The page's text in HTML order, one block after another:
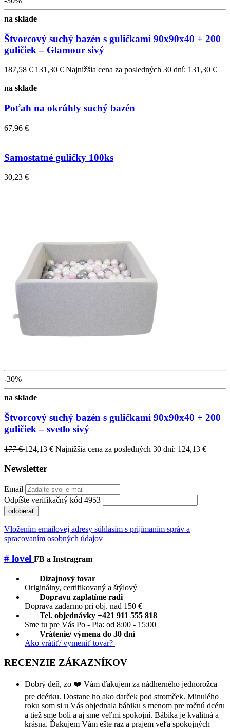
na sklade
Štvorcový suchý bazén s guličkami 90x90x40 + 200
guličiek – Glamour sivý
187,58 €131,30 € Najnižšia cena za posledných 30 dní: 131,30 €
na sklade
Poťah na okrúhly suchý bazén
67,96 €
Samostatné guličky 100ks
30,23 €
-30%
na sklade
Štvorcový suchý bazén s guličkami 90x90x40 + 200
guličiek – svetlo sivý
177 €124,13 € Najnižšia cena za posledných 30 dní: 124,13 €
Newsletter
Email
Odpíšte verifikačný kód 4953
odoberať
Vložením emailovej adresy súhlasím s prijímaním správ a
spracovaním osobných údajov
# lovel FB a Instragram
Dizajnový tovar
Originálny, certifikovaný a štýlový
Dopravu zaplatíme radi
Doprava zadarmo pri obj. nad 150 €
Tel. objednávky +421 911 555 818
Sme tu pre Vás Po - Pia: od 8:00 - 15:00
Vrátenie/ výmena do 30 dní
Ako vrátiť/ vymeniť tovar?
RECENZIE ZÁKAZNÍKOV
Dobrý deň, zo ❤️ Vám ďakujem za nádherného jednorožca
pre dcérku. Dostane ho ako darček pod stromček. Minulého
roku som si u Vás objednala bábiku s menom pre ročnú dcéru
a tiež sme boli a aj sme veľmi spokojní. Bábika je kvalitná a
krásna. Ďakujem Vám ešte raz a prajem veľa spokojných